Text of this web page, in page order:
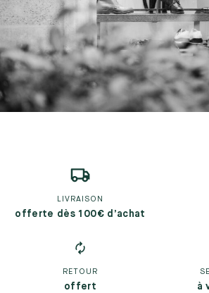
LIVRAISON
offerte dès 100€ d’achat
RETOUR
offert à